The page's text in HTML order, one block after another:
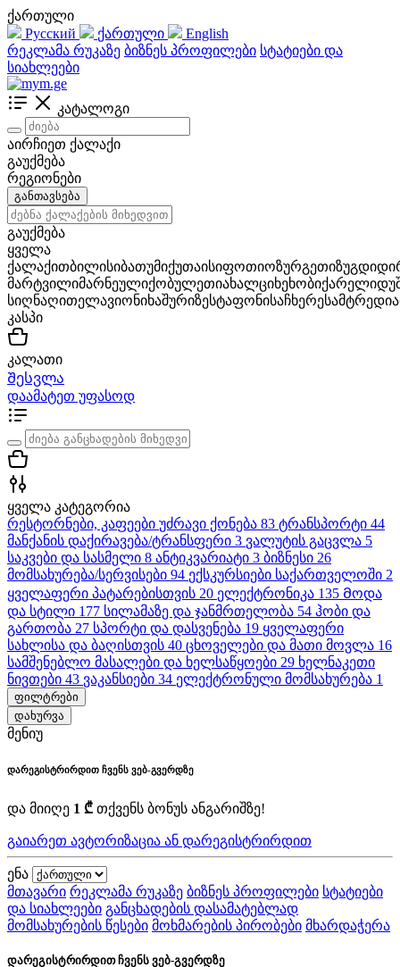
ქართული
Русский
ქართული
English
რეკლამა რუკაზე ბიზნეს პროფილები სტატიები და
სიახლეები
კატალოგი
აირჩიეთ ქალაქი
გაუქმება
რეგიონები
განთავსება
გაუქმება
ყველა
ქალაქითბილისიბათუმიქუთაისიფოთიოზურგეთიზუგდიდი
მარტვილიმარნეულიქობულეთიახალციხეხობიქარელი
სიღნაღითელავიონიხაშურიზესტაფონისაჩხერესამტრედია
კასპი
კალათი
Შესვლა
დაამატეთ უფასოდ
ყველა კატეგორია
რესტორნები, კაფეები უძრავი ქონება 83 ტრანსპორტი 44
მანქანის დაქირავება/ტრანსფერი 3 ვალუტის გაცვლა 5
საკვები და სასმელი 8 ანტიკვარიატი 3 ბიზნესი 26
მომსახურება/სერვისები 94 ექსკურსიები საქართველოში 2
ყველაფერი პატარებისთვის 20 ელექტრონიკა 135 Მოდა
და სტილი 177 სილამაზე და ჯანმრთელობა 54 ჰობი და
გართობა 27 სპორტი და დასვენება 19 ყველაფერი
სახლისა და ბაღისთვის 40 ცხოველები და მათი მოვლა 16
სამშენებლო მასალები და ხელსაწყოები 29 ხელნაკეთი
ნივთები 43 ვაკანსიები 34 ელექტრონული მომსახურება 1
ფილტრები
დახურვა
მენიუ
დარეგისტრირდით ჩვენს ვებ-გვერდზე
და მიიღე 1 ₾ თქვენს ბონუს ანგარიშზე!
გაიარეთ ავტორიზაცია ან დარეგისტრირდით
ენა
მთავარი რეკლამა რუკაზე ბიზნეს პროფილები სტატიები
და სიახლეები განცხადების დასამატებლად
მომსახურების წესები მოხმარების პირობები მხარდაჭერა
დარეგისტრირდით ჩვენს ვებ-გვერდზე